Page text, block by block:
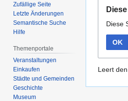
springen
Suche
springen
Diese
OK
Leert
Zufällige Seite
Letzte Änderungen
Semantische Suche
Hilfe
Themenportale
Veranstaltungen
Einkaufen
Städte und Gemeinden
Geschichte
Museum